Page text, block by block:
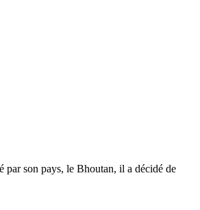
par son pays, le Bhoutan, il a décidé de